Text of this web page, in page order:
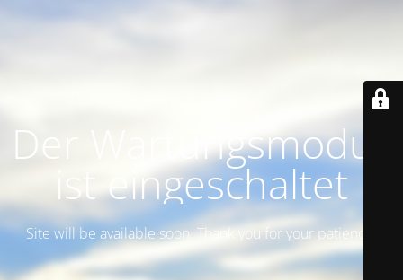
Der Wartungsmodus
ist eingeschaltet
Site will be available soon. Thank you for your patience!